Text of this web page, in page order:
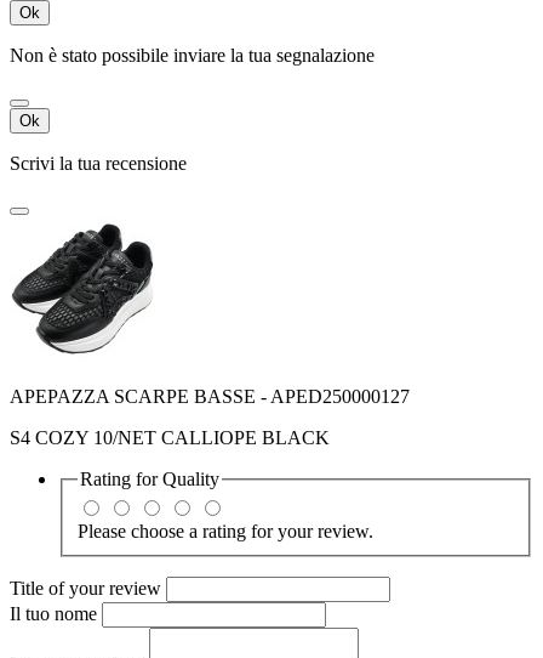
Ok
Non è stato possibile inviare la tua segnalazione
Ok
Scrivi la tua recensione
APEPAZZA SCARPE BASSE - APED250000127
S4 COZY 10/NET CALLIOPE BLACK
Rating forQuality
Please choose a rating for your review.
Title of your review
Il tuo nome